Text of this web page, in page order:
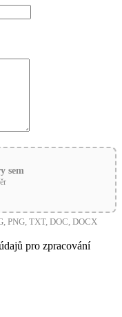
sem
PNG, TXT, DOC, DOCX
pro zpracování